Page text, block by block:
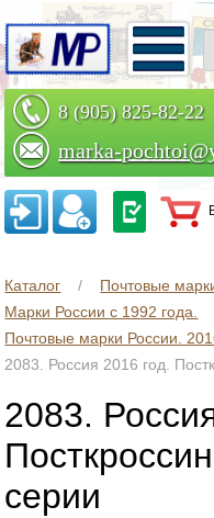
8 (905) 825-82-22
marka-
Каталог
Почтовые
Марки России с 1992 года.
Почтовые марки России.
2083. Россия 2016 год.
2083.
серии